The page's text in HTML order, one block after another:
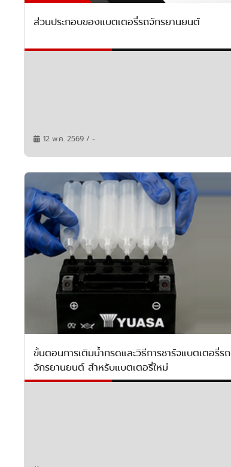
ส่วนประกอบของแบตเตอรี่รถจักรยานยนต์
12 พ.ค. 2569 / -
ขั้นตอนการเติมน้ำกรดและวิธีการชาร์จแบตเตอรี่รถ
จักรยานยนต์ สำหรับแบตเตอรี่ใหม่